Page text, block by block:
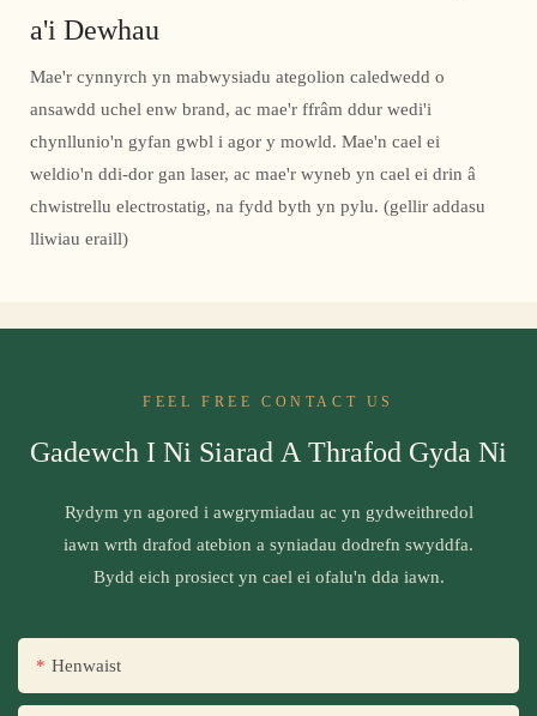
a'i Dewhau
Mae'r cynnyrch yn mabwysiadu ategolion caledwedd o
ansawdd uchel enw brand, ac mae'r ffrâm ddur wedi'i
chynllunio'n gyfan gwbl i agor y mowld. Mae'n cael ei
weldio'n ddi-dor gan laser, ac mae'r wyneb yn cael ei drin â
chwistrellu electrostatig, na fydd byth yn pylu. (gellir addasu
lliwiau eraill)
FEEL FREE CONTACT US
Gadewch I Ni Siarad A Thrafod Gyda Ni
Rydym yn agored i awgrymiadau ac yn gydweithredol
iawn wrth drafod atebion a syniadau dodrefn swyddfa.
Bydd eich prosiect yn cael ei ofalu'n dda iawn.
Henwaist